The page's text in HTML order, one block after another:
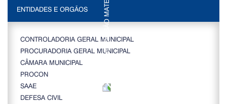
ENTIDADES E ORGÃOS
CONTROLADORIA GERAL MUNICIPAL
PROCURADORIA GERAL MUNICIPAL
CÂMARA MUNICIPAL
PROCON
SAAE
DEFESA CIVIL